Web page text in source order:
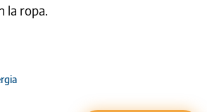
la ropa.